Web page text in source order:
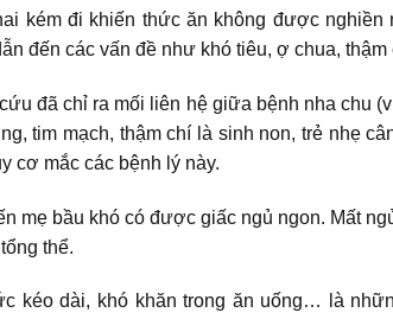
kém đi khiến thức ăn không được nghiền
đến các vấn đề như khó tiêu, ợ chua, thậm
đã chỉ ra mối liên hệ giữa bệnh nha chu
tim mạch, thậm chí là sinh non, trẻ nhẹ
cơ mắc các bệnh lý này.
mẹ bầu khó có được giấc ngủ ngon. Mất
thể.
kéo dài, khó khăn trong ăn uống… là